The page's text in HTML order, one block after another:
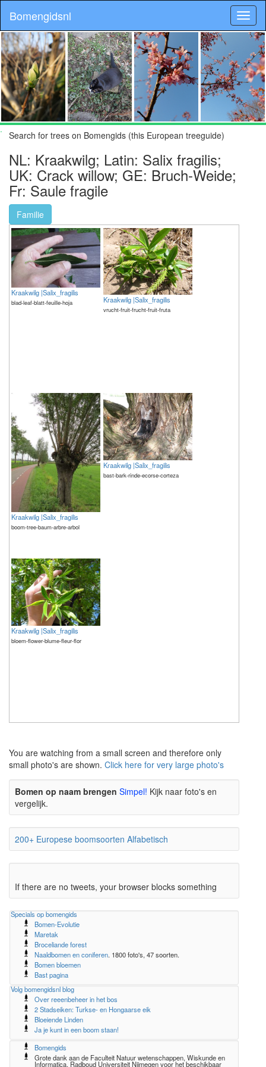
Bomengidsnl
.
Search for trees on Bomengids (this European treeguide)
NL: Kraakwilg; Latin: Salix fragilis;
UK: Crack willow; GE: Bruch-Weide;
Fr: Saule fragile
Familie
Kraakwilg |Salix_fragilis
blad-leaf-blatt-feuille-hoja Kraakwilg |Salix_fragilis
vrucht-fruit-frucht-fruit-fruta
Kraakwilg |Salix_fragilis
boom-tree-baum-arbre-arbol
Kraakwilg |Salix_fragilis
bast-bark-rinde-ecorse-corteza
Kraakwilg |Salix_fragilis
bloem-flower-blume-fleur-flor
You are watching from a small screen and therefore only
small photo's are shown. Click here for very large photo's
Bomen op naam brengen Simpel! Kijk naar foto's en
vergelijk.
200+ Europese boomsoorten Alfabetisch
If there are no tweets, your browser blocks something
Specials op bomengids
Bomen-Evolutie
Maretak
Broceliande forest
Naaldbomen en coniferen. 1800 foto's, 47 soorten.
Bomen bloemen
Bast pagina
Volg bomengidsnl blog
Over reeenbeheer in het bos
2 Stadseiken: Turkse- en Hongaarse eik
Bloeiende Linden
Ja je kunt in een boom staan!
Bomengids
Grote dank aan de Faculteit Natuur wetenschappen, Wiskunde en
Informatica, Radboud Universiteit Nijmegen voor het beschikbaar